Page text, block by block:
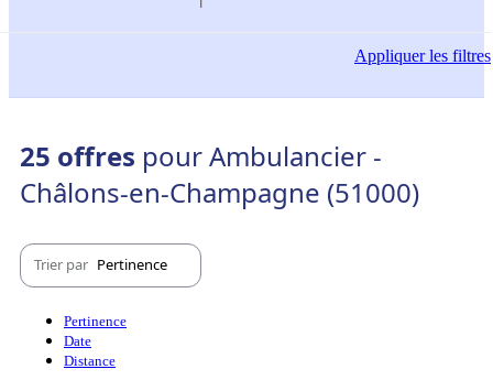
Appliquerles filtres
25 offres pour Ambulancier -
Châlons-en-Champagne (51000)
Trier par Pertinence
Pertinence
Date
Distance